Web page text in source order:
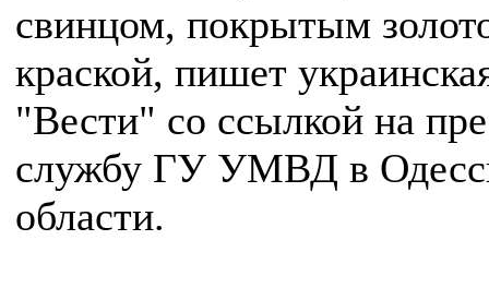
свинцом, покрытым
краской, пишет
"Вести" со ссылкой на
службу ГУ УМВД в
области.